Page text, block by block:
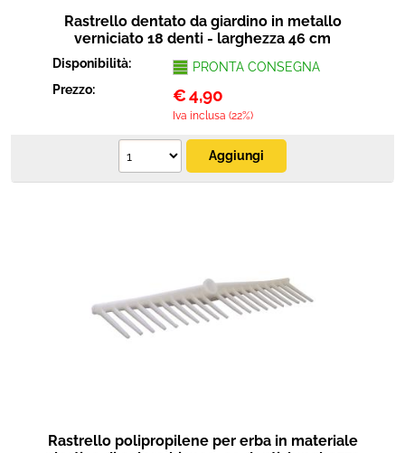
Rastrello dentato da giardino in metallo
verniciato 18 denti - larghezza 46 cm
Disponibilità:
PRONTA CONSEGNA
Prezzo:
€4,90
Iva inclusa (22%)
Rastrello polipropilene per erba in materiale